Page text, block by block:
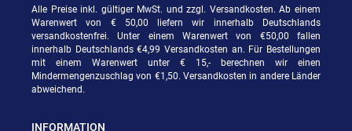
Alle Preise inkl. gültiger MwSt. und zzgl. Versandkosten. Ab einem
Warenwert von € 50,00 liefern wir innerhalb Deutschlands
versandkostenfrei. Unter einem Warenwert von €50,00 fallen
innerhalb Deutschlands €4,99 Versandkosten an. Für Bestellungen
mit einem Warenwert unter € 15,- berechnen wir einen
Mindermengenzuschlag von €1,50. Versandkosten in andere Länder
abweichend.
INFORMATION